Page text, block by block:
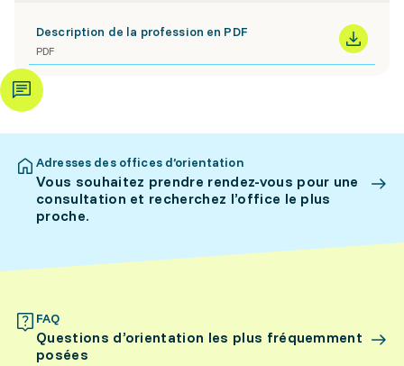
Description de la profession en PDF
PDF
Adresses des offices d’orientation
Vous souhaitez prendre rendez-vous pour une
consultation et recherchez l’office le plus
proche.
FAQ
Questions d’orientation les plus fréquemment
posées